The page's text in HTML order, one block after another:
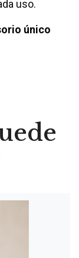
uso.
único